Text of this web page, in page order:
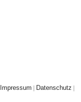
Impressum | Datenschutz |